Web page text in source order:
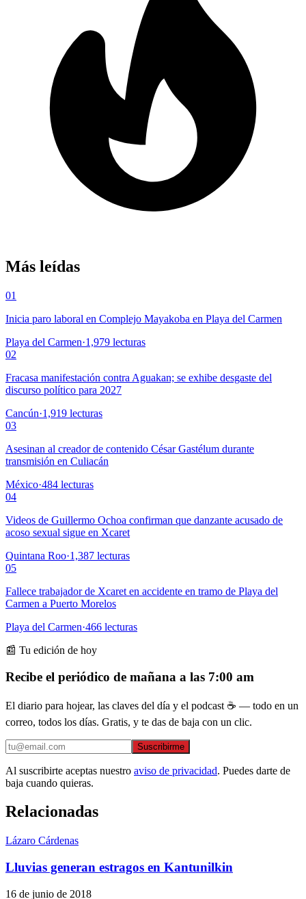
Más leídas
01
Inicia paro laboral en Complejo Mayakoba en Playa del Carmen
Playa del Carmen·1,979 lecturas
02
Fracasa manifestación contra Aguakan; se exhibe desgaste del
discurso político para 2027
Cancún·1,919 lecturas
03
Asesinan al creador de contenido César Gastélum durante
transmisión en Culiacán
México·484 lecturas
04
Videos de Guillermo Ochoa confirman que danzante acusado de
acoso sexual sigue en Xcaret
Quintana Roo·1,387 lecturas
05
Fallece trabajador de Xcaret en accidente en tramo de Playa del
Carmen a Puerto Morelos
Playa del Carmen·466 lecturas
📰 Tu edición de hoy
Recibe el periódico de mañana a las 7:00 am
El diario para hojear, las claves del día y el podcast ☕ — todo en un
correo, todos los días. Gratis, y te das de baja con un clic.
Suscribirme
Al suscribirte aceptas nuestro aviso de privacidad. Puedes darte de
baja cuando quieras.
Relacionadas
Lázaro Cárdenas
Lluvias generan estragos en Kantunilkin
16 de junio de 2018